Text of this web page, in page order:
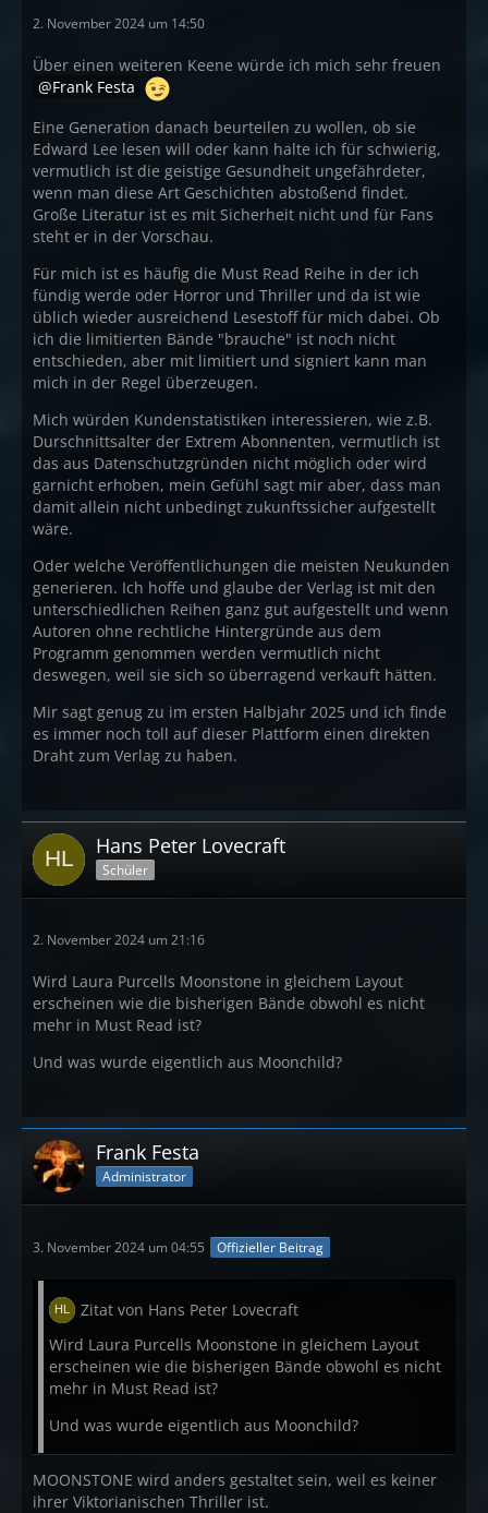
2. November 2024 um 14:50
Über einen weiteren Keene würde ich mich sehr freuen
Frank Festa
Eine Generation danach beurteilen zu wollen, ob sie
Edward Lee lesen will oder kann halte ich für schwierig,
vermutlich ist die geistige Gesundheit ungefährdeter,
wenn man diese Art Geschichten abstoßend findet.
Große Literatur ist es mit Sicherheit nicht und für Fans
steht er in der Vorschau.
Für mich ist es häufig die Must Read Reihe in der ich
fündig werde oder Horror und Thriller und da ist wie
üblich wieder ausreichend Lesestoff für mich dabei. Ob
ich die limitierten Bände "brauche" ist noch nicht
entschieden, aber mit limitiert und signiert kann man
mich in der Regel überzeugen.
Mich würden Kundenstatistiken interessieren, wie z.B.
Durschnittsalter der Extrem Abonnenten, vermutlich ist
das aus Datenschutzgründen nicht möglich oder wird
garnicht erhoben, mein Gefühl sagt mir aber, dass man
damit allein nicht unbedingt zukunftssicher aufgestellt
wäre.
Oder welche Veröffentlichungen die meisten Neukunden
generieren. Ich hoffe und glaube der Verlag ist mit den
unterschiedlichen Reihen ganz gut aufgestellt und wenn
Autoren ohne rechtliche Hintergründe aus dem
Programm genommen werden vermutlich nicht
deswegen, weil sie sich so überragend verkauft hätten.
Mir sagt genug zu im ersten Halbjahr 2025 und ich finde
es immer noch toll auf dieser Plattform einen direkten
Draht zum Verlag zu haben.
Hans Peter Lovecraft
Schüler
2. November 2024 um 21:16
Wird Laura Purcells Moonstone in gleichem Layout
erscheinen wie die bisherigen Bände obwohl es nicht
mehr in Must Read ist?
Und was wurde eigentlich aus Moonchild?
Frank Festa
Administrator
3. November 2024 um 04:55 Offizieller Beitrag
Zitat von Hans Peter Lovecraft
Wird Laura Purcells Moonstone in gleichem Layout
erscheinen wie die bisherigen Bände obwohl es nicht
mehr in Must Read ist?
Und was wurde eigentlich aus Moonchild?
MOONSTONE wird anders gestaltet sein, weil es keiner
ihrer Viktorianischen Thriller ist.